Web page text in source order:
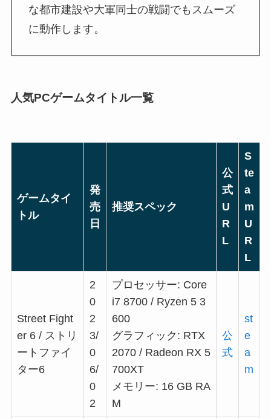
な都市建設や大軍同士の戦闘でもスムーズ
に動作します。
人気PCゲームタイトル一覧
ゲームタイ
トル
発
売
日
推奨スペック
公
式
U
R
L
S
te
a
m
U
R
L
Street Fight
er 6 / ストリ
ートファイ
ター6
2
0
2
3/
0
6/
0
2
プロセッサー: Core
i7 8700 / Ryzen 5 3
600
グラフィック: RTX
2070 / Radeon RX 5
700XT
メモリー: 16 GB RA
M
公
式
st
e
a
m